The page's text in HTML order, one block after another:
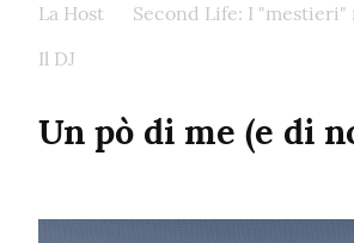
La Host
Second Life: I "mestieri"
Il DJ
Un pò di me (e di